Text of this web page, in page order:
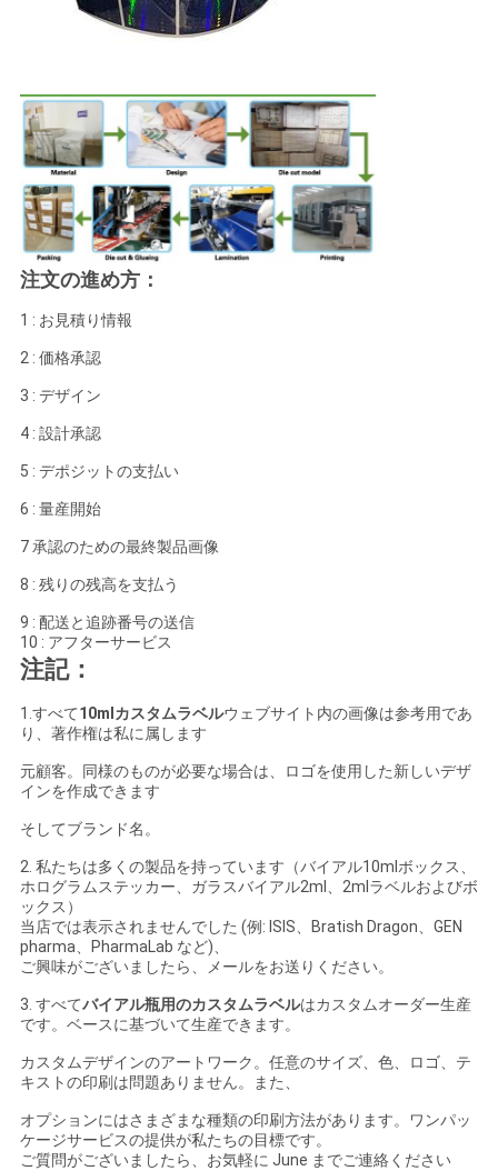
注文の進め方：
1 : お見積り情報
2 : 価格承認
3 : デザイン
4 : 設計承認
5 : デポジットの支払い
6 : 量産開始
7 承認のための最終製品画像
8 : 残りの残高を支払う
9 : 配送と追跡番号の送信
10 : アフターサービス
注記：
1.すべて10mlカスタムラベルウェブサイト内の画像は参考用であ
り、著作権は私に属します
元顧客。同様のものが必要な場合は、ロゴを使用した新しいデザ
インを作成できます
そしてブランド名。
2. 私たちは多くの製品を持っています（バイアル10mlボックス、
ホログラムステッカー、ガラスバイアル2ml、2mlラベルおよびボ
ックス）
当店では表示されませんでした (例: ISIS、Bratish Dragon、GEN
pharma、PharmaLab など)、
ご興味がございましたら、メールをお送りください。
3. すべてバイアル瓶用のカスタムラベルはカスタムオーダー生産
です。ベースに基づいて生産できます。
カスタムデザインのアートワーク。任意のサイズ、色、ロゴ、テ
キストの印刷は問題ありません。また、
オプションにはさまざまな種類の印刷方法があります。ワンパッ
ケージサービスの提供が私たちの目標です。
ご質問がございましたら、お気軽に June までご連絡ください